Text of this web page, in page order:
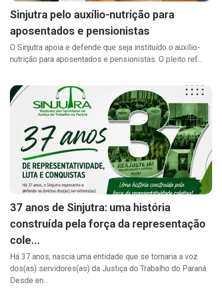
Sinjutra pelo auxílio-nutrição para
aposentados e pensionistas
O Sinjutra apoia e defende que seja instituído o auxílio-
nutrição para aposentados e pensionistas. O pleito ref...
37 anos de Sinjutra: uma história
construída pela força da representação
cole...
Há 37 anos, nascia uma entidade que se tornaria a voz
dos(as) servidores(as) da Justiça do Trabalho do Paraná.
Desde en...